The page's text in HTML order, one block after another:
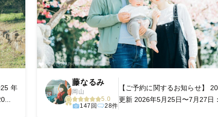
年
藤なるみ
岡山
5.0
147回
28件
【ご予約に関するお知らせ】
更新 2026年5月25日〜7月27日